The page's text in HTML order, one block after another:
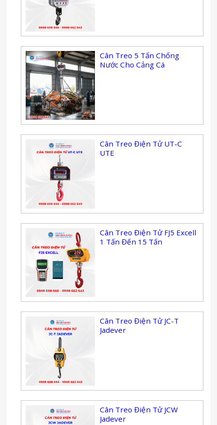
Cân Treo 5 Tấn Chống
Nước Cho Cảng Cá
Cân Treo Điện Tử UT-C
UTE
Cân Treo Điện Tử FJ5 Excell
1 Tấn Đến 15 Tấn
Cân Treo Điện Tử JC-T
Jadever
Cân Treo Điện Tử JCW
Jadever